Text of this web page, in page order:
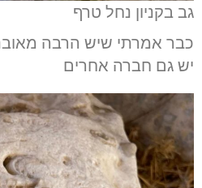
גב בקניון נחל טרף
כבר אמרתי שיש הרבה
יש גם חברה אחרים